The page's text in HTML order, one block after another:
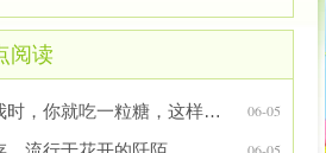
阅读
想我时，你就吃一粒糖，这样的想念甜甜的 06-05